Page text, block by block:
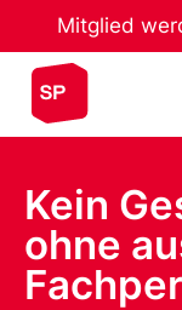
Mitglied
Kein
ohne